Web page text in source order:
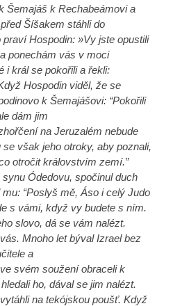
Šemajáš k Rechabeámovi a
Šíšakem stáhli do
praví Hospodin: »Vy jste opustili
ponechám vás v moci
i král se pokořili a řekli:
Hospodin viděl, že se
k Šemajášovi: “Pokořili
dám jim
na Jeruzalém nebude
však jeho otroky, aby poznali,
otročit královstvím zemí.”
Ódedovu, spočinul duch
“Poslyš mě, Áso i celý Judo
s vámi, když vy budete s ním.
slovo, dá se vám nalézt.
Mnoho let býval Izrael bez
a
svém soužení obraceli k
ho, dával se jim nalézt.
na tekójskou poušť. Když